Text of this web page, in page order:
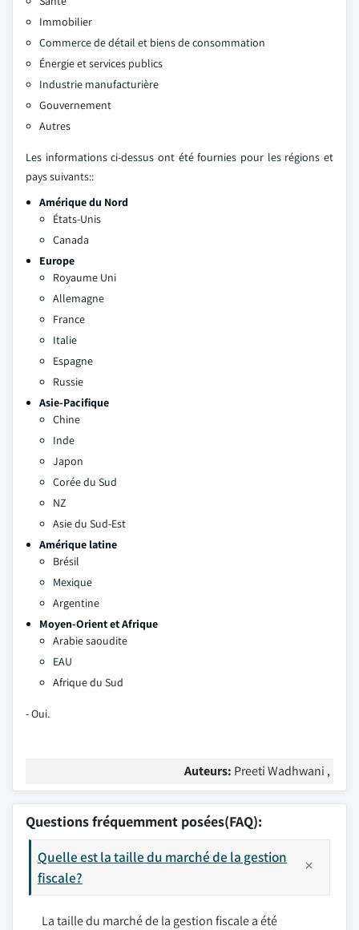
Immobilier
Commerce de détail et biens de consommation
Énergie et services publics
Industrie manufacturière
Gouvernement
Autres
Les informations ci-dessus ont été fournies pour les régions et
pays suivants::
Amérique du Nord
États-Unis
Canada
Europe
Royaume Uni
Allemagne
France
Italie
Espagne
Russie
Asie-Pacifique
Chine
Inde
Japon
Corée du Sud
NZ
Asie du Sud-Est
Amérique latine
Brésil
Mexique
Argentine
Moyen-Orient et Afrique
Arabie saoudite
EAU
Afrique du Sud
- Oui.
Auteurs: Preeti Wadhwani ,
Questions fréquemment posées(FAQ):
Quelle est la taille du marché de la gestion
fiscale?
La taille du marché de la gestion fiscale a été